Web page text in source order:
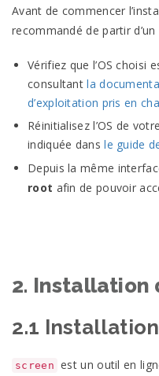
Avant de commencer
recommandé de partir
Vérifiez que l’OS choisi
consultantla
d’exploitation pris en
Réinitialisez l’OS de
indiquée dansle guide
Depuis la même
root afin de pouvoir
2. Installation
2.1
screen est un outil en